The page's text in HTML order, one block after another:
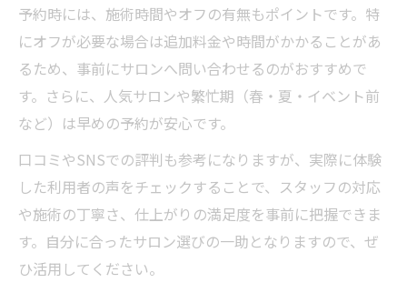
キャットアイ風のマグネットネイル演出方
法
マグネットネイルで輝きが際立つアートの
工夫
マグネットネイルのキラキラ感アップの秘
訣
ライトを活用したマグネットネイルの魅力
発見
グラデーションで魅せるマグネットネイル
の作り方
予約時には、施術時間やオフの有無もポイントです。特
にオフが必要な場合は追加料金や時間がかかることがあ
るため、事前にサロンへ問い合わせるのがおすすめで
す。さらに、人気サロンや繁忙期（春・夏・イベント前
など）は早めの予約が安心です。
口コミやSNSでの評判も参考になりますが、実際に体験
した利用者の声をチェックすることで、スタッフの対応
や施術の丁寧さ、仕上がりの満足度を事前に把握できま
す。自分に合ったサロン選びの一助となりますので、ぜ
ひ活用してください。